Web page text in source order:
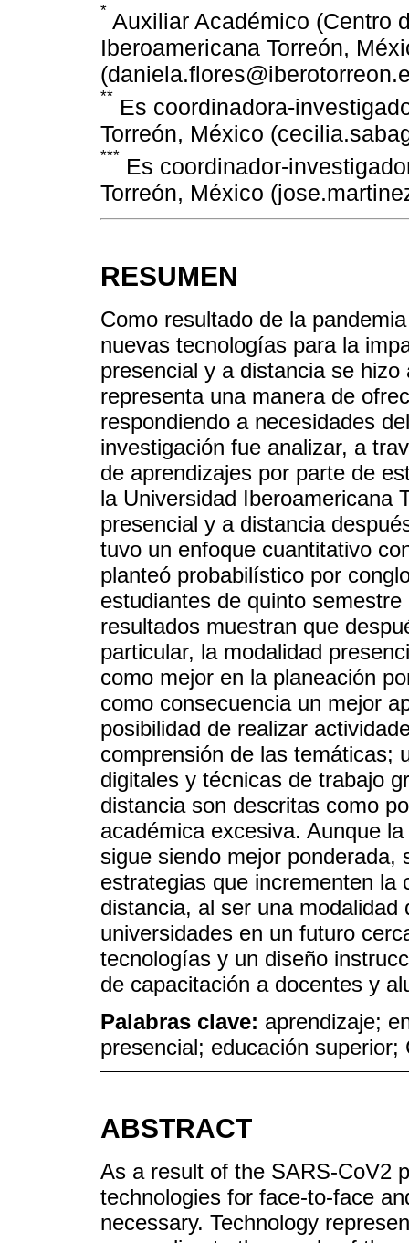
* Auxiliar Académico (Centro
Iberoamericana Torreón,
** Es coordinadora-
Torreón, México
*** Es coordinador-
Torreón, México
RESUMEN
Como resultado de la
nuevas tecnologías para la
presencial y a distancia se
representa una manera de
respondiendo a necesidades
investigación fue analizar, a
de aprendizajes por parte de
la Universidad Iberoamericana
presencial y a distancia
tuvo un enfoque cuantitativo
planteó probabilístico por
estudiantes de quinto
resultados muestran que
particular, la modalidad
como mejor en la planeación
como consecuencia un mejor
posibilidad de realizar
comprensión de las temáticas;
digitales y técnicas de trabajo
distancia son descritas como
académica excesiva. Aunque
sigue siendo mejor
estrategias que incrementen la
distancia, al ser una
universidades en un futuro
tecnologías y un diseño
de capacitación a docentes y
Palabras clave: aprendizaje;
presencial; educación
ABSTRACT
As a result of the SARS-CoV2
technologies for face-to-face
necessary. Technology